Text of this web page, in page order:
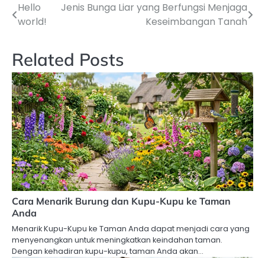
Navigasi
Hello
world!
Jenis Bunga Liar yang Berfungsi Menjaga
Keseimbangan Tanah
Related Posts
Cara Menarik Burung dan Kupu-Kupu ke Taman
Anda
Menarik Kupu-Kupu ke Taman Anda dapat menjadi cara yang
menyenangkan untuk meningkatkan keindahan taman.
Dengan kehadiran kupu-kupu, taman Anda akan…